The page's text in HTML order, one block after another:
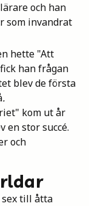
och han
som invandrat
hette "Att
han frågan
blev de första
.
kom ut år
en stor succé.
och
sex till åtta